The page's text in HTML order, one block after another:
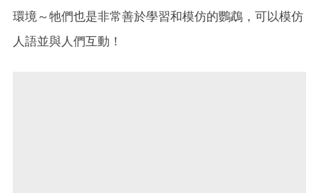
環境～牠們也是非常善於學習和模仿的鸚鵡，可以模仿
人語並與人們互動！